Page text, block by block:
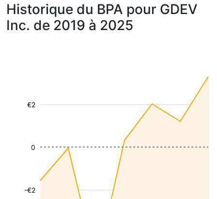
Historique du BPA pour GDEV
Inc. de 2019 à 2025
-€2
€2
0